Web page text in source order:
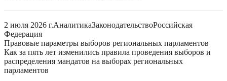
2 июля 2026 г.АналитикаЗаконодательствоРоссийская
Федерация
Правовые параметры выборов региональных парламентов
Как за пять лет изменились правила проведения выборов и
распределения мандатов на выборах региональных
парламентов